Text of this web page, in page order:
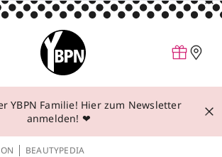
YBPN Familie! Hier zum Newsletter
anmelden! ❤
BEAUTYPEDIA